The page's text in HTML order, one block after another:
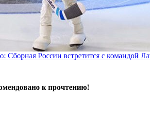
Сборная России встретится с командой
к прочтению!